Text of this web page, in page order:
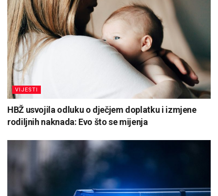
VIJESTI
HBŽ usvojila odluku o dječjem doplatku i izmjene
rodiljnih naknada: Evo što se mijenja